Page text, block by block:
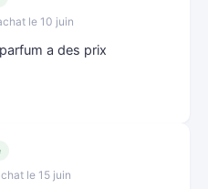
le 10 juin
a des prix
le 15 juin